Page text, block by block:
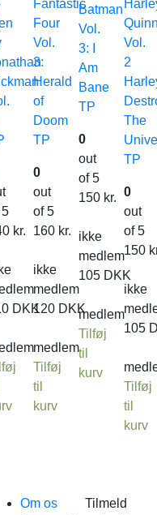
kr.
DKK
Fantastic
Four
Vol.
3:
Herald
of
Doom
TP
0
out
of 5
160 kr.
ikke
medlem
120 DKK
medlem
Tilføj
til
kurv
Batman
Vol.
3: I
Am
Bane
TP
0
out
of 5
150 kr.
ikke
medlem
105 DKK
medlem
Tilføj
til
kurv
Vol.
2
The
TP
0
out
of 5
150
ikke
105
Tilføj
til
kurv
Om os
Tilmeld